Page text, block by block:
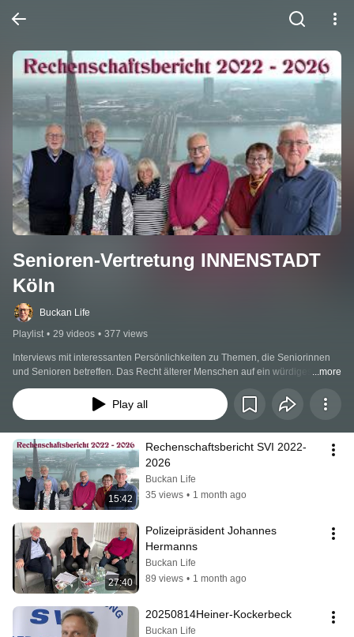
Senioren-Vertretung INNENSTADT
Köln
Buckan Life
Playlist • 29 videos • 377 views
Interviews mit interessanten Persönlichkeiten zu Themen, die Seniorinnen
und Senioren betreffen. Das Recht älterer Menschen auf ein würdiges und
unabhängiges Leben und auf Teilnahme am sozialen und kulturellen Leben
ist anzuerkennen und zu achten. Das möchten wir öffentlich nachfragen.
...more
Play all
15:42
Rechenschaftsbericht SVI 2022-
2026
Buckan Life
35 views • 1 month ago
27:40
Polizeipräsident Johannes
Hermanns
Buckan Life
89 views • 1 month ago
20250814Heiner-Kockerbeck
Buckan Life